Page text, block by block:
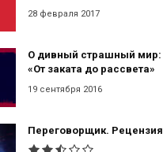
28 февраля 2017
О дивный страшный мир:
«От заката до рассвета»
19 сентября 2016
Переговорщик. Рецензия